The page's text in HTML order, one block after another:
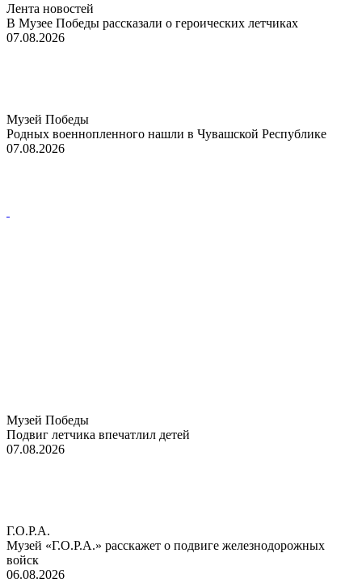
Лента новостей
В Музее Победы рассказали о героических летчиках
07.08.2026
Музей Победы
Родных военнопленного нашли в Чувашской Республике
07.08.2026
Музей Победы
Подвиг летчика впечатлил детей
07.08.2026
Г.О.Р.А.
Музей «Г.О.Р.А.» расскажет о подвиге железнодорожных
войск
06.08.2026